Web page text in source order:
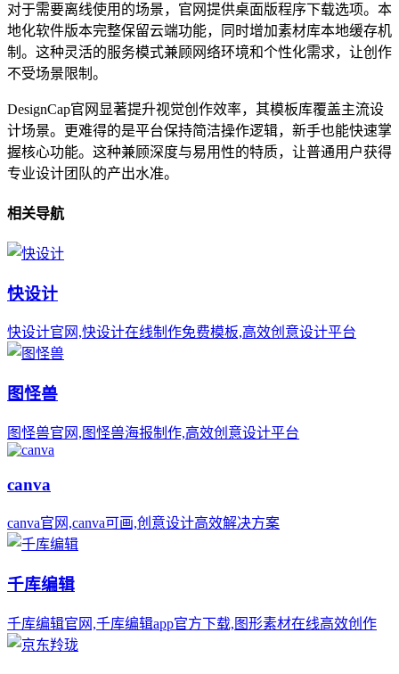
对于需要离线使用的场景，官网提供桌面版程序下载选项。本
地化软件版本完整保留云端功能，同时增加素材库本地缓存机
制。这种灵活的服务模式兼顾网络环境和个性化需求，让创作
不受场景限制。
DesignCap官网显著提升视觉创作效率，其模板库覆盖主流设
计场景。更难得的是平台保持简洁操作逻辑，新手也能快速掌
握核心功能。这种兼顾深度与易用性的特质，让普通用户获得
专业设计团队的产出水准。
相关导航
快设计
快设计官网,快设计在线制作免费模板,高效创意设计平台
图怪兽
图怪兽官网,图怪兽海报制作,高效创意设计平台
canva
canva官网,canva可画,创意设计高效解决方案
千库编辑
千库编辑官网,千库编辑app官方下载,图形素材在线高效创作